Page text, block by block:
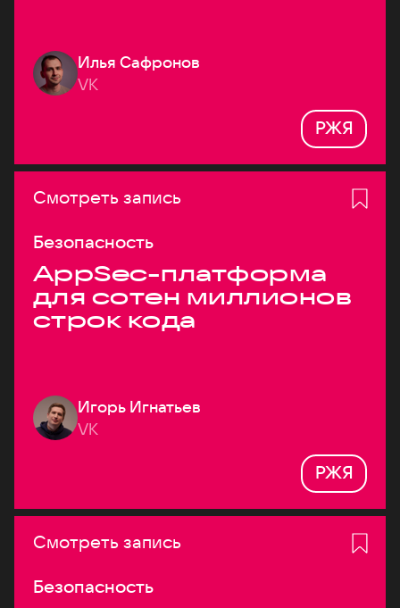
Илья Сафронов
VK
РЖЯ
Смотреть запись
Безопасность
AppSec-платформа
для сотен миллионов
строк кода
Игорь Игнатьев
VK
РЖЯ
Смотреть запись
Безопасность